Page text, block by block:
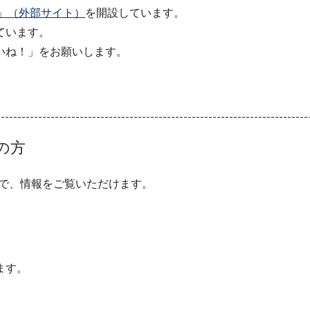
（外部サイト）
を開設しています。
ます。
！」をお願いします。
方
情報をご覧いただけます。
。